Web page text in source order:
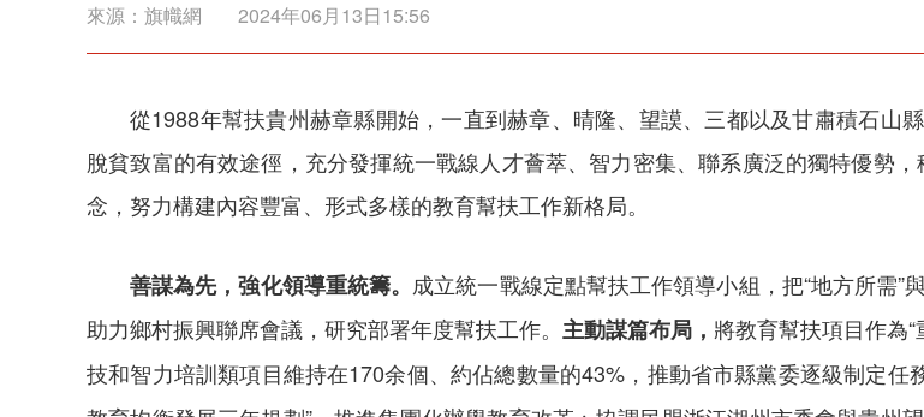
來源： 旗幟網 2024年06月13日15:56
從1988年幫扶貴州赫章縣開始，一直到赫章、晴隆、望謨、三都以及甘肅積石山
脫貧致富的有效途徑，充分發揮統一戰線人才薈萃、智力密集、聯系廣泛的獨特優勢
念，努力構建內容豐富、形式多樣的教育幫扶工作新格局。
善謀為先，強化領導重統籌。 成立統一戰線定點幫扶工作領導小組，把“地方所需
助力鄉村振興聯席會議，研究部署年度幫扶工作。 主動謀篇布局， 將教育幫扶項目作為
技和智力培訓類項目維持在170余個、約佔總數量的43%，推動省市縣黨委逐級制定任